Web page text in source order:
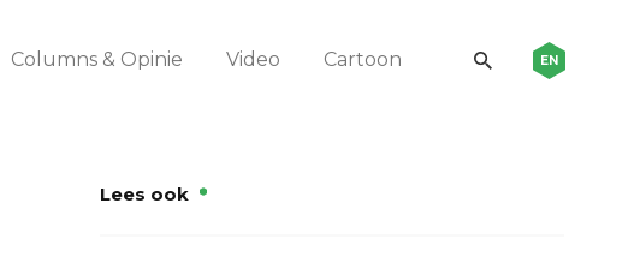
Columns & Opinie Video Cartoon EN
Lees ook